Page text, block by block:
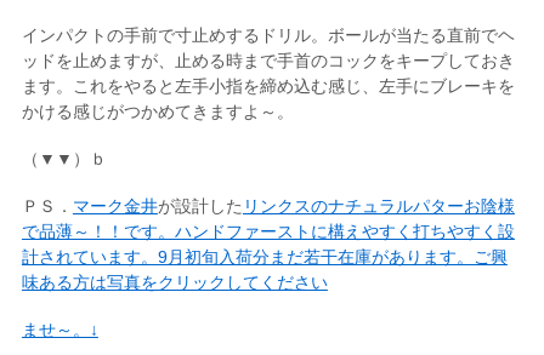
インパクトの手前で寸止めするドリル。ボールが当たる直前でヘ
ッドを止めますが、止める時まで手首のコックをキープしておき
ます。これをやると左手小指を締め込む感じ、左手にブレーキを
かける感じがつかめてきますよ～。
（▼▼）ｂ
ＰＳ． マーク金井が設計した リンクスのナチュラルパターお陰様
で品薄～！！です。ハンドファーストに構えやすく打ちやすく設
計されています。9月初旬入荷分まだ若干在庫があります。ご興
味ある方は写真をクリックしてください
ませ～。↓